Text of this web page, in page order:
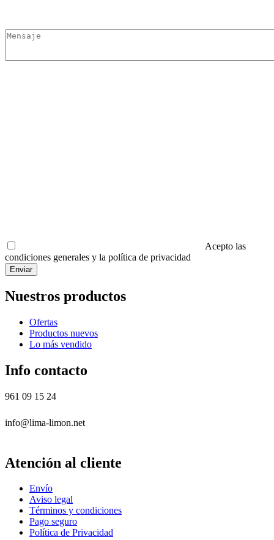
Acepto las
condiciones generales y la política de privacidad
Enviar
Nuestros productos
Ofertas
Productos nuevos
Lo más vendido
Info contacto
961 09 15 24
info@lima-limon.net
Atención al cliente
Envío
Aviso legal
Términos y condiciones
Pago seguro
Política de Privacidad